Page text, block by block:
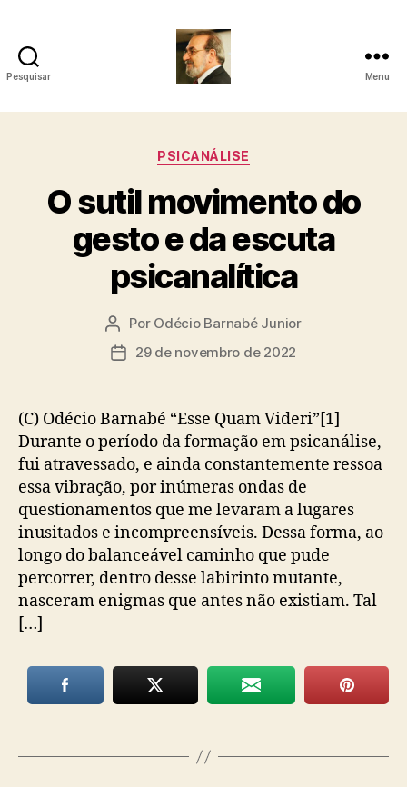
Pesquisar
Girola
-
Psicanalista
e
Terapeuta
Familiar
Menu
Categorias
PSICANÁLISE
O sutil movimento do
gesto e da escuta
psicanalítica
Autor
do
post
Por Odécio Barnabé Junior
Data29 de novembro de 2022
(C) Odécio Barnabé “Esse Quam Videri”[1]
Durante o período da formação em psicanálise,
fui atravessado, e ainda constantemente ressoa
essa vibração, por inúmeras ondas de
questionamentos que me levaram a lugares
inusitados e incompreensíveis. Dessa forma, ao
longo do balanceável caminho que pude
percorrer, dentro desse labirinto mutante,
nasceram enigmas que antes não existiam. Tal
[…]